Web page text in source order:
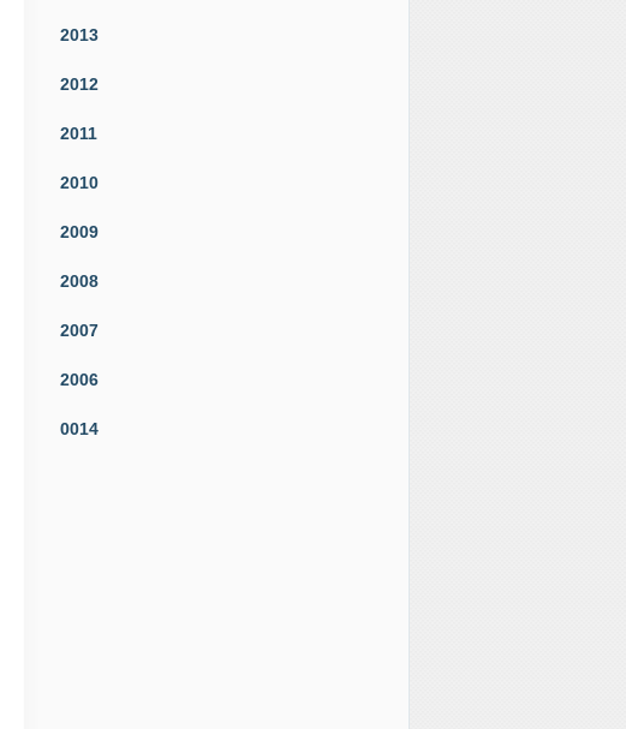
2013
2012
2011
2010
2009
2008
2007
2006
0014